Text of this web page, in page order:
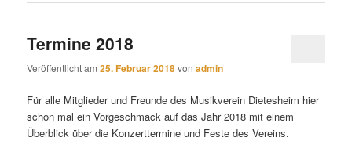
Termine 2018
Veröffentlicht am25. Februar 2018vonadmin
Für alle Mitglieder und Freunde des Musikverein Dietesheim hier
schon mal ein Vorgeschmack auf das Jahr 2018 mit einem
Überblick über die Konzerttermine und Feste des Vereins.